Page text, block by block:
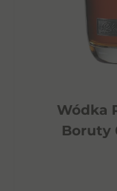
Wódka
Boruty